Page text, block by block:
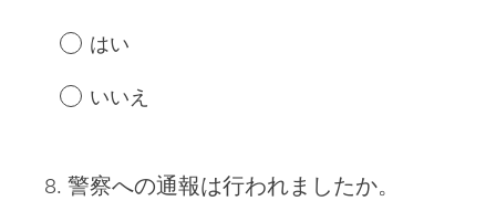
はい
いいえ
Question
8. 警察への通報は行われましたか。